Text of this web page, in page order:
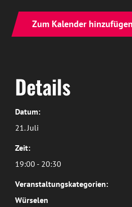
Zum Kalender hinzufügen
Details
Datum:
21. Juli
Zeit:
19:00 - 20:30
Veranstaltungskategorien:
Würselen